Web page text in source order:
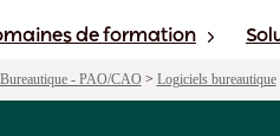
de formation
Bureautique - PAO/CAO > Logiciels bureautique